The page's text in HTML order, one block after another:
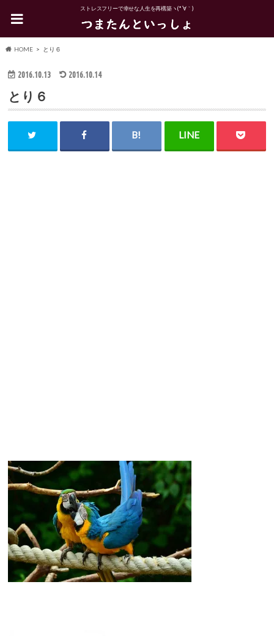
ストレスフリーで幸せな人生を再構築ヽ(*´∀｀)
HOME とり６
2016.10.13 2016.10.14
とり６